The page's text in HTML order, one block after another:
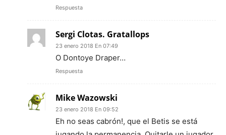
Respuesta
Sergi Clotas. Gratallops
23 enero 2018 En 07:49
O Dontoye Draper…
Respuesta
Mike Wazowski
23 enero 2018 En 09:52
Eh no seas cabrón!, que el Betis se está